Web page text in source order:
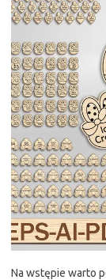
Na wstępie warto